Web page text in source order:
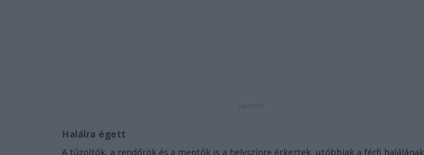
Halálra égett
A tűzoltók, a rendőrök és a mentők is a helyszínre érkeztek, utóbbiak a férfi halálának